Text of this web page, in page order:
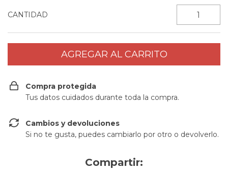
CANTIDAD
Compra protegida
Tus datos cuidados durante toda la compra.
Cambios y devoluciones
Si no te gusta, puedes cambiarlo por otro o devolverlo.
Compartir: